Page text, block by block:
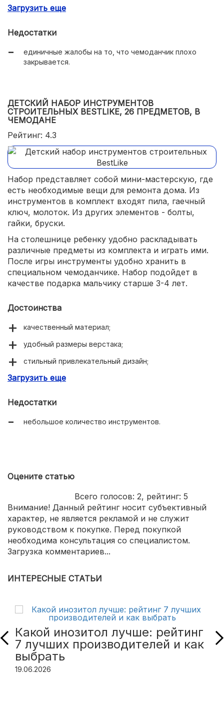
наличие в комплекте конструктора,
творческого мышления;
удобный чемоданчик для хранения инструментов;
приемлемая стоимость.
Загрузить еще
Недостатки
единичные жалобы на то, что чемоданчик плохо
закрывается.
ДЕТСКИЙ НАБОР ИНСТРУМЕНТОВ
СТРОИТЕЛЬНЫХ BESTLIKE, 26 ПРЕДМЕТОВ, В
ЧЕМОДАНЕ
Рейтинг: 4.3
Набор представляет собой мини-мастерскую, где
есть необходимые вещи для ремонта дома. Из
инструментов в комплект входят пила, гаечный
ключ, молоток. Из других элементов - болты,
гайки, бруски.
На столешнице ребенку удобно раскладывать
различные предметы из комплекта и играть ими.
После игры инструменты удобно хранить в
специальном чемоданчике. Набор подойдет в
качестве подарка мальчику старше 3-4 лет.
Достоинства
качественный материал;
удобный размеры верстака;
стильный привлекательный дизайн;
успешная имитация рабочего места юного мастера;
Загрузить еще
Недостатки
небольшое количество инструментов.
Оцените статью
Всего голосов: 2, рейтинг: 5
Внимание! Данный рейтинг носит субъективный
характер, не является рекламой и не служит
руководством к покупке. Перед покупкой
необходима консультация со специалистом.
Загрузка комментариев...
ИНТЕРЕСНЫЕ СТАТЬИ
Какой инозитол лучше: рейтинг
7 лучших производителей и как
выбрать
19.06.2026